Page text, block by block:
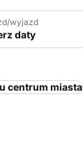
wyjazd
daty
centrum miasta